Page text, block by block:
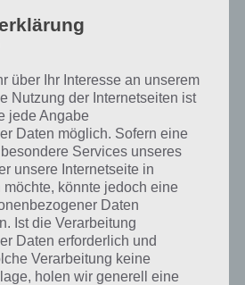
über Ihr Interesse an unserem
Nutzung der Internetseiten ist
jede Angabe
Daten möglich. Sofern eine
Services unseres
unsere Internetseite in
könnte jedoch eine
Daten
Ist die Verarbeitung
Daten erforderlich und
Verarbeitung keine
holen wir generell eine